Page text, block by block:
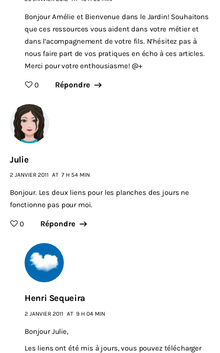
Bonjour Amélie et Bienvenue dans le Jardin! Souhaitons
que ces ressources vous aident dans votre métier et
dans l’acompagnement de votre fils. N’hésitez pas à
nous faire part de vos pratiques en écho à ces articles.
Merci pour votre enthousiasme! @+
0 Répondre
Julie
2 JANVIER 2011 AT 7 H 54 MIN
Bonjour. Les deux liens pour les planches des jours ne
fonctionne pas pour moi.
0 Répondre
Henri Sequeira
2 JANVIER 2011 AT 9 H 04 MIN
Bonjour Julie,
Les liens ont été mis à jours, vous pouvez télécharger